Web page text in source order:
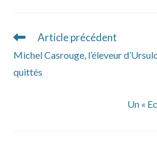
Read
articles
Article précédent
Michel Casrouge, l’éleveur
quittés
Un «